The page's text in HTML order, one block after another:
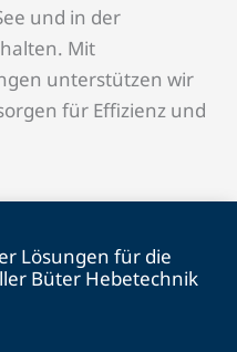
und in der
Mit
unterstützen wir
für Effizienz und
Lösungen für die
Büter Hebetechnik